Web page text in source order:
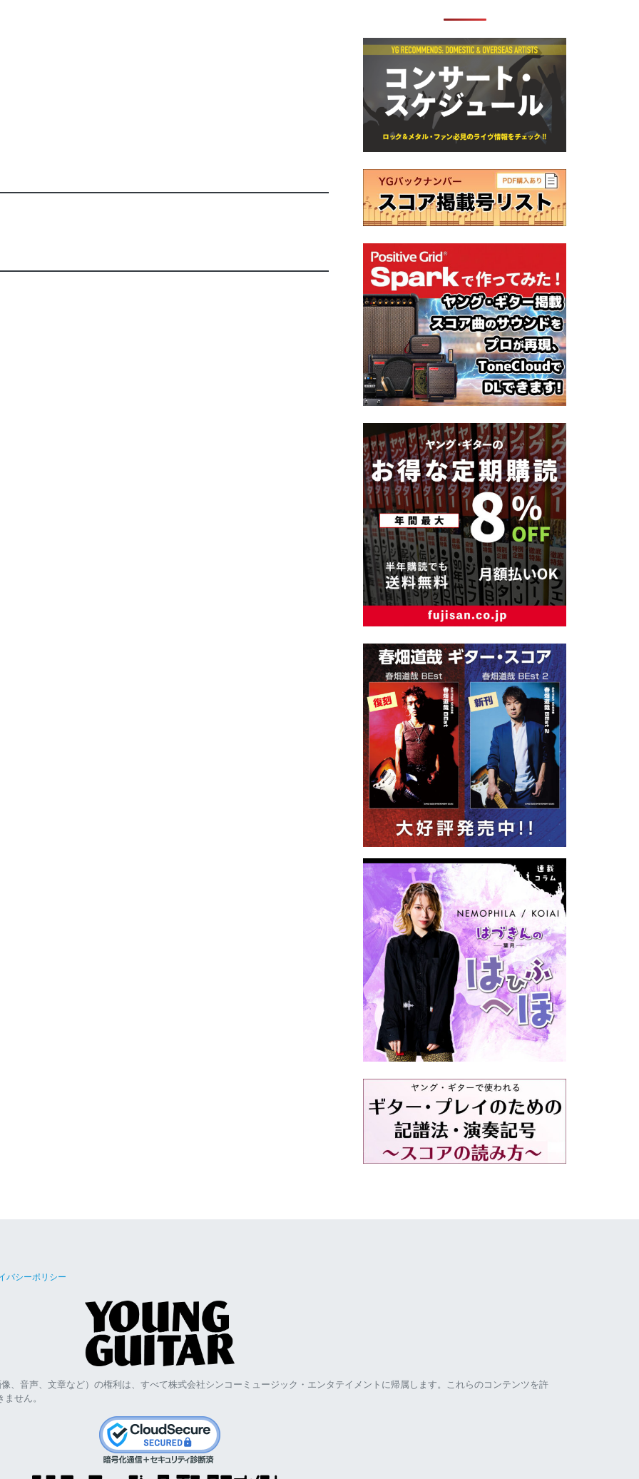
バシーポリシー
、音声、文章など）の権利は、すべて株式会社シンコーミュージック・エンタテイメントに帰属します。これらのコンテンツを許
せん。